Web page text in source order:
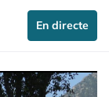
En directe